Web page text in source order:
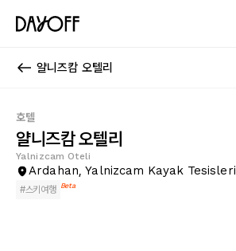
얄니즈캄 오텔리
호텔
얄니즈캄 오텔리
Yalnizcam Oteli
Ardahan, Yalnizcam Kayak Tesisleri
#스키여행 Beta